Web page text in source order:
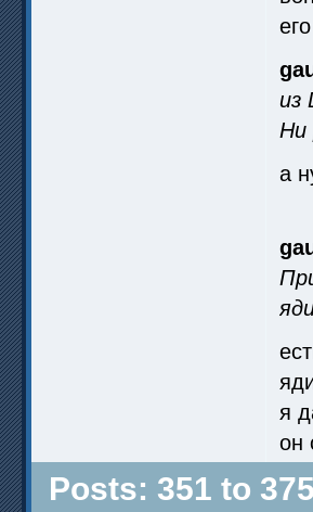
из
Ни
а
я
он
Posts: 351 to